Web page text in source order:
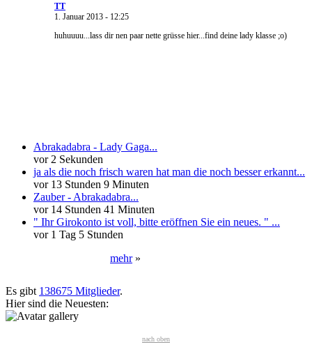
TT
1. Januar 2013 - 12:25
huhuuuu...lass dir nen paar nette grüsse hier...find deine lady klasse ;o)
Abrakadabra - Lady Gaga...
vor 2 Sekunden
ja als die noch frisch waren hat man die noch besser erkannt...
vor 13 Stunden 9 Minuten
Zauber - Abrakadabra...
vor 14 Stunden 41 Minuten
" Ihr Girokonto ist voll, bitte eröffnen Sie ein neues. " ...
vor 1 Tag 5 Stunden
mehr»
Es gibt 138675 Mitglieder.
Hier sind die Neuesten:
nach oben